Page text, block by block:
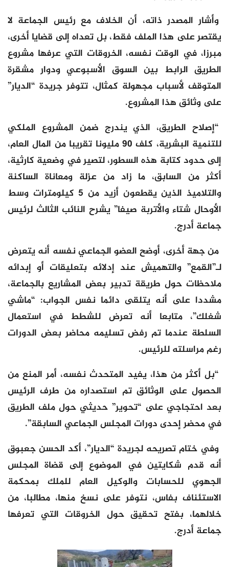
وأشار المصدر ذاته، أن الخلاف مع رئيس الجماعة لا
يقتصر على هذا الملف فقط، بل تعداه إلى قضايا أخرى،
مبرزا، في الوقت نفسه، الخروقات التي عرفها مشروع
الطريق الرابط بين السوق الأسبوعي ودوار مشقرة
المتوقف لأسباب مجهولة كمثال، تتوفر جريدة “الديار”
على وثائق هذا المشروع.
“إصلاح الطريق، الذي يندرج ضمن المشروع الملكي
للتنمية البشرية، كلف 90 مليونا تقريبا من المال العام،
إلى حدود كتابة هذه السطور، لتصير في وضعية كارثية،
أكثر من السابق، ما زاد من عزلة ومعاناة الساكنة
والتلاميذ الذين يقطعون أزيد من 5 كيلومترات وسط
الأوحال شتاء والأتربة صيفا” يشرح النائب الثالث لرئيس
جماعة أدرج.
من جهة أخرى، أوضح العضو الجماعي نفسه أنه يتعرض
لـ”القمع” والتهميش عند إدلائه بتعليقات أو إبدائه
ملاحظات حول طريقة تدبير بعض المشاريع بالجماعة،
مشددا على أنه يتلقى دائما نفس الجواب: “ماشي
شغلك”، متابعا أنه تعرض للشطط في استعمال
السلطة عندما تم رفض تسليمه محاضر بعض الدورات
رغم مراسلته للرئيس.
“بل أكثر من هذا، يفيد المتحدث نفسه، أمر المنع من
الحصول على الوثائق تم استصداره من طرف الرئيس
بعد احتجاجي على “تحوير” حديثي حول ملف الطريق
في محضر إحدى دورات المجلس الجماعي السابقة”.
وفي ختام تصريحه لجريدة “الديار”، أكد الحسن جعبوق
أنه قدم شكايتين في الموضوع إلى قضاة المجلس
الجهوي للحسابات والوكيل العام للملك بمحكمة
الاستئناف بفاس، نتوفر على نسخ منها، مطالبا، من
خلالهما، بفتح تحقيق حول الخروقات التي تعرفها
جماعة أدرج.